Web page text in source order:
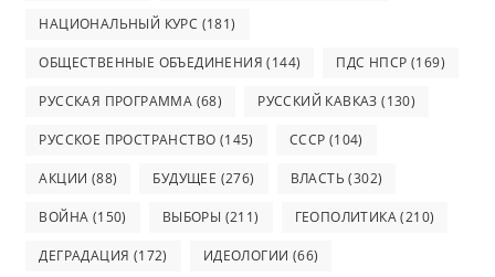
НАЦИОНАЛЬНЫЙ КУРС (181)
ОБЩЕСТВЕННЫЕ ОБЪЕДИНЕНИЯ (144) ПДС НПСР (169)
РУССКАЯ ПРОГРАММА (68) РУССКИЙ КАВКАЗ (130)
РУССКОЕ ПРОСТРАНСТВО (145) СССР (104)
АКЦИИ (88) БУДУЩЕЕ (276) ВЛАСТЬ (302)
ВОЙНА (150) ВЫБОРЫ (211) ГЕОПОЛИТИКА(210)
ДЕГРАДАЦИЯ (172) ИДЕОЛОГИИ (66)